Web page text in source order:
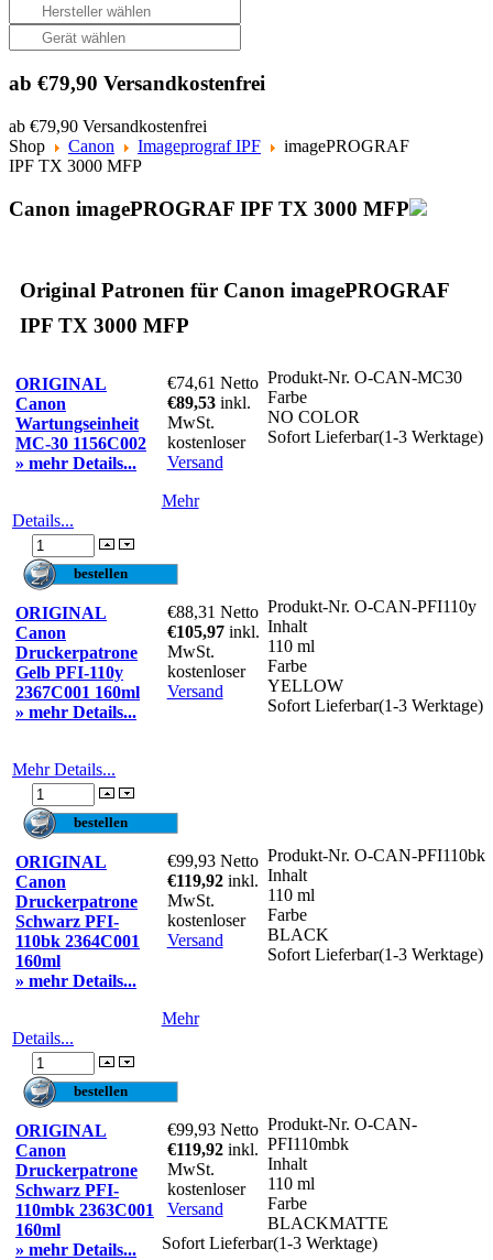
ab €79,90 Versandkostenfrei
ab €79,90 Versandkostenfrei
Shop
Canon Imageprograf IPF
imagePROGRAF
IPF TX 3000 MFP
Canon imagePROGRAF IPF TX 3000 MFP
Original Patronen für Canon imagePROGRAF
IPF TX 3000 MFP
ORIGINAL
Canon
Wartungseinheit
MC-30 1156C002
» mehr Details...
€74,61 Netto
€89,53 inkl.
MwSt.
kostenloser
Versand
Produkt-Nr. O-CAN-MC30
Farbe
NO COLOR
Sofort Lieferbar(1-3 Werktage)
Mehr
Details...
ORIGINAL
Canon
Druckerpatrone
Gelb PFI-110y
2367C001 160ml
» mehr Details...
€88,31 Netto
€105,97 inkl.
MwSt.
kostenloser
Versand
Produkt-Nr. O-CAN-PFI110y
Inhalt
110 ml
Farbe
YELLOW
Sofort Lieferbar(1-3 Werktage)
Mehr Details...
ORIGINAL
Canon
Druckerpatrone
Schwarz PFI-
110bk 2364C001
160ml
» mehr Details...
€99,93 Netto
€119,92 inkl.
MwSt.
kostenloser
Versand
Produkt-Nr. O-CAN-PFI110bk
Inhalt
110 ml
Farbe
BLACK
Sofort Lieferbar(1-3 Werktage)
Mehr
Details...
ORIGINAL
Canon
Druckerpatrone
Schwarz PFI-
110mbk 2363C001
160ml
» mehr Details...
€99,93 Netto
€119,92 inkl.
MwSt.
kostenloser
Versand
Produkt-Nr. O-CAN-
PFI110mbk
Inhalt
110 ml
Farbe
BLACKMATTE
Sofort Lieferbar(1-3 Werktage)